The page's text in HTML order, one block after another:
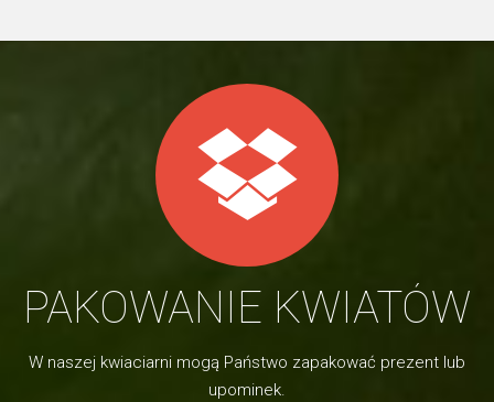
PAKOWANIE KWIATÓW
W naszej kwiaciarni mogą Państwo zapakować prezent lub
upominek.